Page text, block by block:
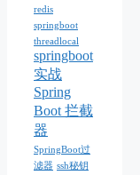
redis
springboot
threadlocal
springboot
实战
Spring
Boot 拦截
器
SpringBoot过
滤器 ssh秘钥